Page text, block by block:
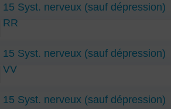
15 Syst. nerveux (sauf dépression)
RR
15 Syst. nerveux (sauf dépression)
VV
15 Syst. nerveux (sauf dépression)